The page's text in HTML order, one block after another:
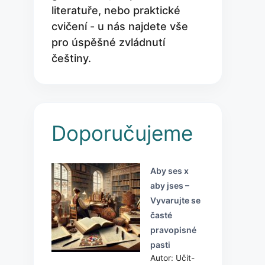
literatuře, nebo praktické
cvičení - u nás najdete vše
pro úspěšné zvládnutí
češtiny.
Doporučujeme
Aby ses x
aby jses –
Vyvarujte se
časté
pravopisné
pasti
Autor: Učit-